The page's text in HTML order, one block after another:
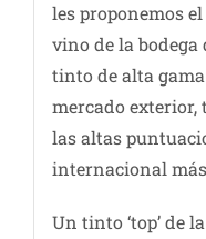
les proponemos
vino de la
tinto de alta
mercado exterior,
las altas
internacional
Un tinto ‘top’ de